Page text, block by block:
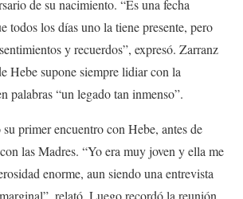
de su nacimiento. “Es una fecha
todos los días uno la tiene presente, pero
y recuerdos”, expresó. Zarranz
Hebe supone siempre lidiar con la
palabras “un legado tan inmenso”.
primer encuentro con Hebe, antes de
las Madres. “Yo era muy joven y ella me
enorme, aun siendo una entrevista
relató. Luego recordó la reunión